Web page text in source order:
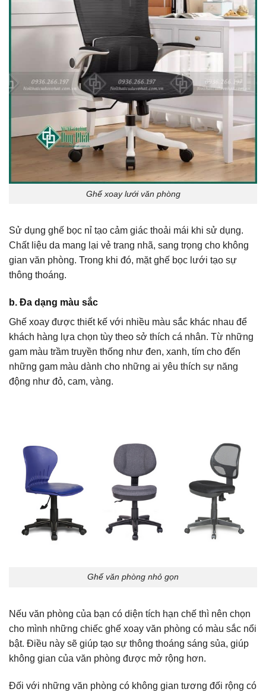
Ghế xoay lưới văn phòng
Sử dụng ghế bọc nỉ tạo cảm giác thoải mái khi sử dụng.
Chất liệu da mang lại vẻ trang nhã, sang trọng cho không
gian văn phòng. Trong khi đó, mặt ghế bọc lưới tạo sự
thông thoáng.
b. Đa dạng màu sắc
Ghế xoay được thiết kế với nhiều màu sắc khác nhau để
khách hàng lựa chọn tùy theo sở thích cá nhân. Từ những
gam màu trầm truyền thống như đen, xanh, tím cho đến
những gam màu dành cho những ai yêu thích sự năng
động như đỏ, cam, vàng.
Ghế văn phòng nhỏ gọn
Nếu văn phòng của bạn có diện tích hạn chế thì nên chọn
cho mình những chiếc ghế xoay văn phòng có màu sắc nổi
bật. Điều này sẽ giúp tạo sự thông thoáng sáng sủa, giúp
không gian của văn phòng được mở rộng hơn.
Đối với những văn phòng có không gian tương đối rộng có